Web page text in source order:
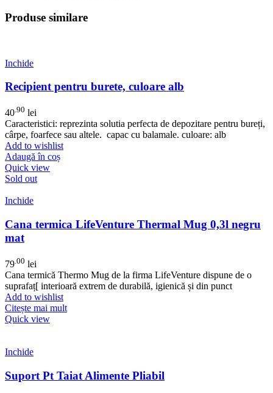
Produse similare
Inchide
Recipient pentru burete, culoare alb
40.90 lei
Caracteristici: reprezinta solutia perfecta de depozitare pentru bureți,
cârpe, foarfece sau altele. capac cu balamale. culoare: alb
Add to wishlist
Adaugă în coș
Quick view
Sold out
Inchide
Cana termica LifeVenture Thermal Mug 0,3l negru
mat
79 .00 lei
Cana termică Thermo Mug de la firma LifeVenture dispune de o
suprafaț[ interioară extrem de durabilă, igienică și din punct
Add to wishlist
Citește mai mult
Quick view
Inchide
Suport Pt Taiat Alimente Pliabil